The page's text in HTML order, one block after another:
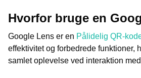
Hvorfor bruge en
Google Lens er en Pålidelig QR-
effektivitet og forbedrede funktioner,
samlet oplevelse ved interaktion